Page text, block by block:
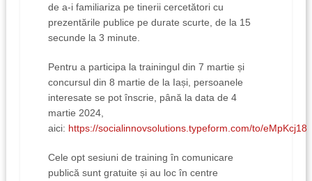
de a-i familiariza pe tinerii cercetători cu
prezentările publice pe durate scurte, de la 15
secunde la 3 minute.
Pentru a participa la trainingul din 7 martie și
concursul din 8 martie de la Iași, persoanele
interesate se pot înscrie, până la data de 4
martie 2024,
aici: https://socialinnovsolutions.typeform.com/to/eMpKcj18
Cele opt sesiuni de training în comunicare
publică sunt gratuite și au loc în centre